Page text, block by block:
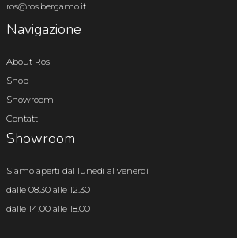
ros@ros.bergamo.it
Navigazione
About Ros
Shop
Showroom
Contatti
Showroom
Siamo aperti dal lunedì al venerdì
dalle 08.30 alle 12.30
dalle 14.00 alle 18.00